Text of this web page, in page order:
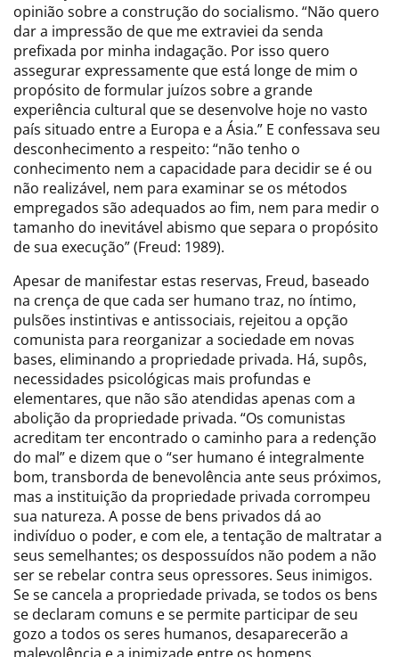
opinião sobre a construção do socialismo. “Não quero
dar a impressão de que me extraviei da senda
prefixada por minha indagação. Por isso quero
assegurar expressamente que está longe de mim o
propósito de formular juízos sobre a grande
experiência cultural que se desenvolve hoje no vasto
país situado entre a Europa e a Ásia.” E confessava seu
desconhecimento a respeito: “não tenho o
conhecimento nem a capacidade para decidir se é ou
não realizável, nem para examinar se os métodos
empregados são adequados ao fim, nem para medir o
tamanho do inevitável abismo que separa o propósito
de sua execução” (Freud: 1989).
Apesar de manifestar estas reservas, Freud, baseado
na crença de que cada ser humano traz, no íntimo,
pulsões instintivas e antissociais, rejeitou a opção
comunista para reorganizar a sociedade em novas
bases, eliminando a propriedade privada. Há, supôs,
necessidades psicológicas mais profundas e
elementares, que não são atendidas apenas com a
abolição da propriedade privada. “Os comunistas
acreditam ter encontrado o caminho para a redenção
do mal” e dizem que o “ser humano é integralmente
bom, transborda de benevolência ante seus próximos,
mas a instituição da propriedade privada corrompeu
sua natureza. A posse de bens privados dá ao
indivíduo o poder, e com ele, a tentação de maltratar a
seus semelhantes; os despossuídos não podem a não
ser se rebelar contra seus opressores. Seus inimigos.
Se se cancela a propriedade privada, se todos os bens
se declaram comuns e se permite participar de seu
gozo a todos os seres humanos, desaparecerão a